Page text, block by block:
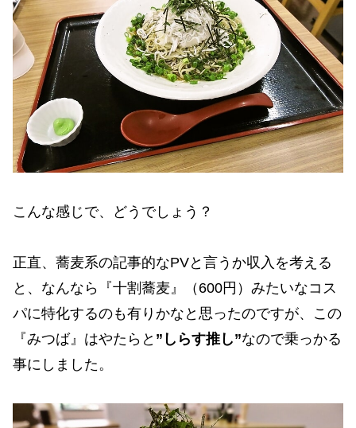
こんな感じで、どうでしょう？
正直、蕎麦系の記事的なPVと言うか収入を考える
と、なんなら『十割蕎麦』（600円）みたいなコス
パに特化するのも有りかなと思ったのですが、この
『みつば』はやたらと ”しらす推し”なので乗っかる
事にしました。